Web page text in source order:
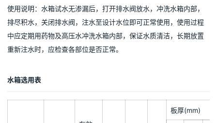
的金属防虫网、防波筒等。
水箱施工：由专业技师现场钨极氩弧焊接，水箱的四周应有不低于
500mm的检修空间，水箱顶面至屋顶有不小于400mm的空间，并
确保施工现场整洁干净。水箱保温采用聚胺脂发泡方式在水箱夹层
水箱验收：关闭出水阀和排水阀，打开进水阀，注满水后三小时无
水箱订货：建议在充分接触了解水箱产品及应用场合的基础上达成
订货协议，以便我们更准确了解用户的要求，更好地为用户服务。